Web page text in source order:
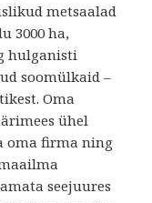
metsaalad
3000 ha,
hulganisti
soomülkaid –
Oma
ühel
oma firma ning
seejuures